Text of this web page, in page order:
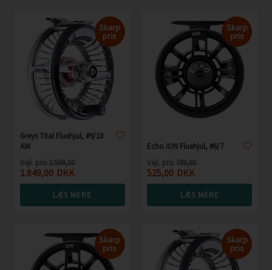
Skarp
pris
Greys Tital Fluehjul, #9/10
AW
Vejl. pris2.599,00
1.849,00 DKK
LÆS MERE
Skarp
pris
Echo ION Fluehjul, #6/7
Vejl. pris 799,00
525,00 DKK
LÆS MERE
Skarp
pris
Skarp
pris